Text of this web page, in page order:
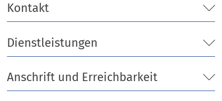
Kontakt
Dienstleistungen
Anschrift und Erreichbarkeit